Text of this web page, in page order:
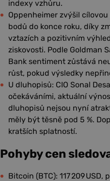
indexy vzhůru.
Oppenheimer zvýšil cílovou
bodů do konce roku, díky
vztazích a pozitivním
ziskovosti. Podle Goldman
Bank sentiment zůstává
růst, pokud výsledky
U dluhopisů: CIO Sonal
očekáváními, aktuální
dluhopisů nejsou nyní
měly být těsně pod 5 %.
kratších splatností.
Pohyby cen
Bitcoin (BTC): 117 209 USD,